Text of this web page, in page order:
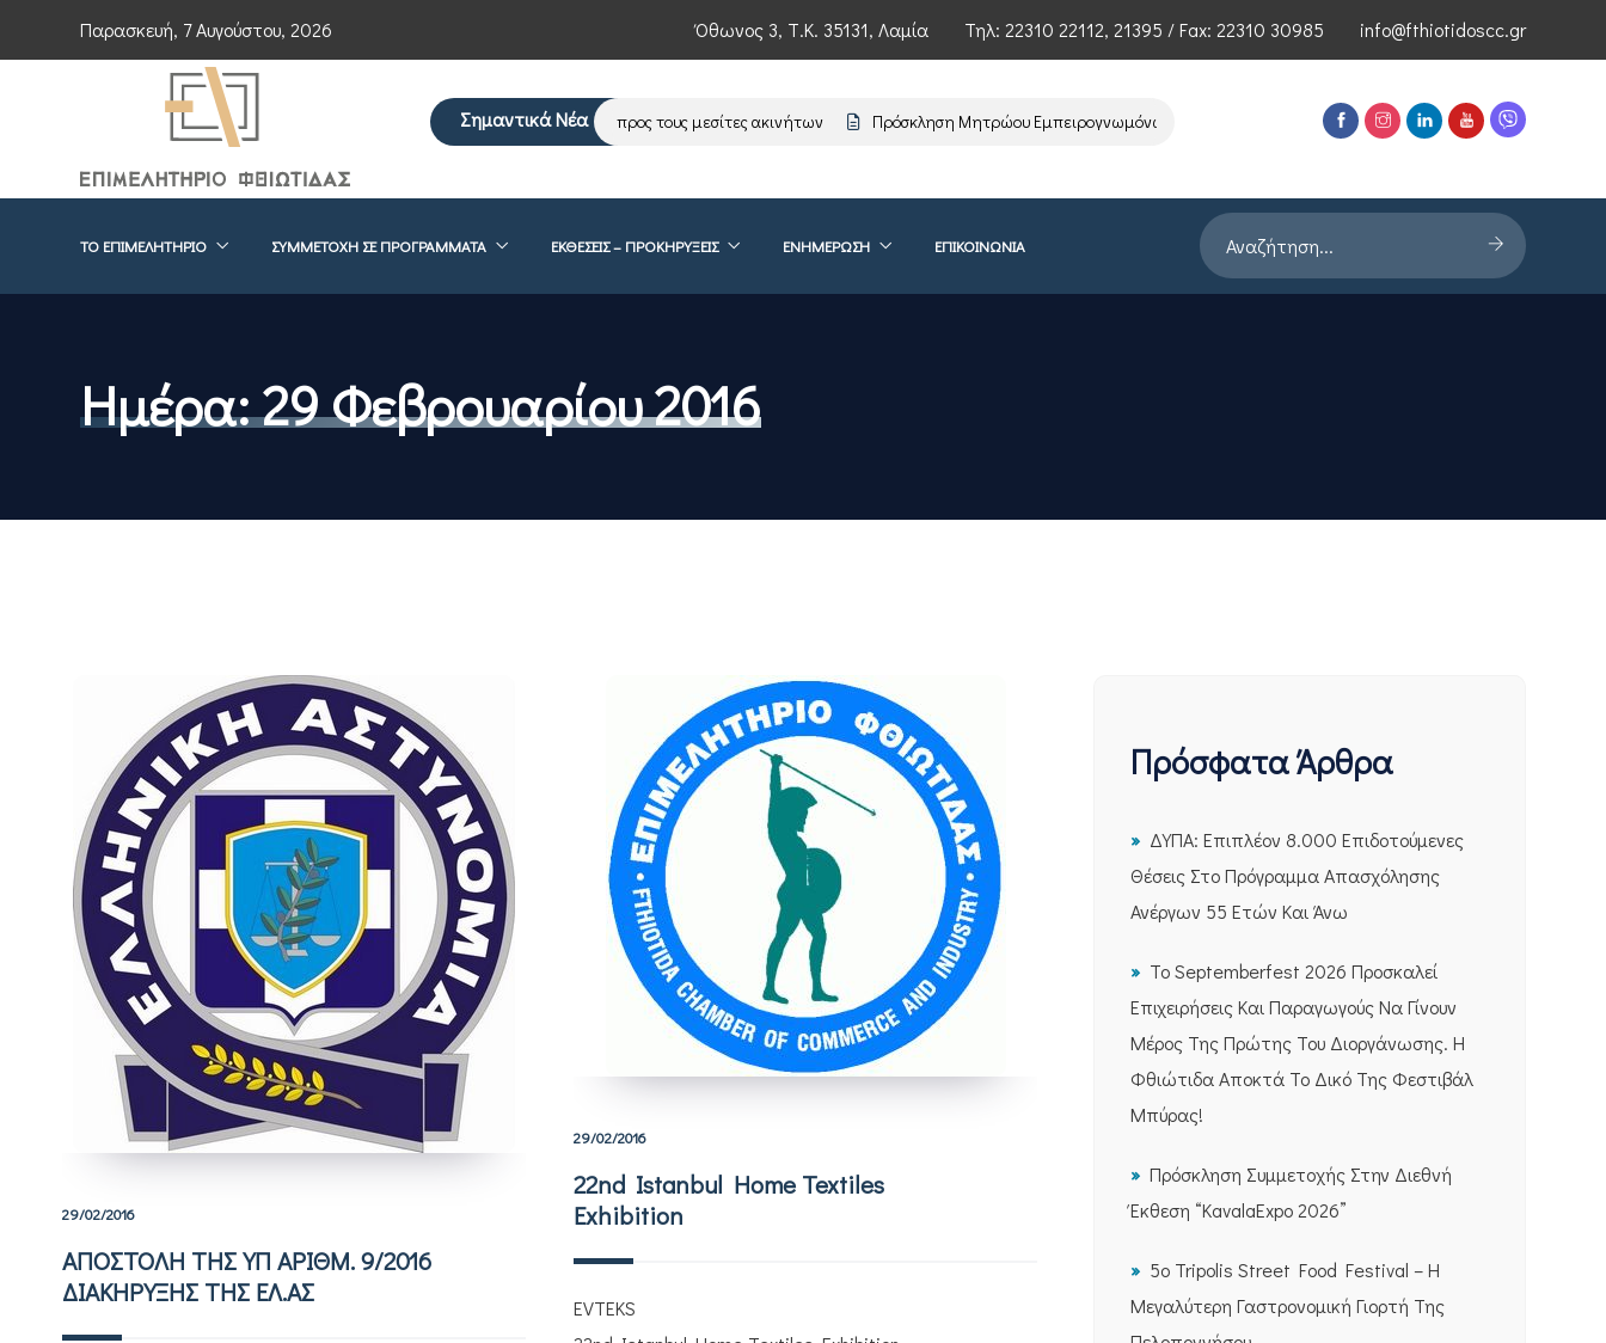
Παρασκευή, 7 Αυγούστου, 2026 Όθωνος 3, Τ.Κ. 35131, Λαμία Τηλ: 22310 22112, 21395 / Fax: 22310 30985 info@fthiotidoscc.gr
Σημαντικά Νέα
Επείγουσα ενημέρωση προς τους μεσίτες ακινήτων Πρόσκληση Μητρώου Εμπειρογνωμόνων Τεχνολογιών Αιχμής του ΕΦΕΠΑΕ Παρουσίαση Έρευνας
ΤΟ ΕΠΙΜΕΛΗΤΉΡΙΟ ΣΥΜΜΕΤΟΧΉ ΣΕ ΠΡΟΓΡΆΜΜΑΤΑ ΕΚΘΕΣΕΙΣ – ΠΡΟΚΗΡΥΞΕΙΣ ΕΝΗΜΈΡΩΣΗ ΕΠΙΚΟΙΝΩΝΊΑ
Ημέρα:29 Φεβρουαρίου 2016
29/02/2016
ΑΠΟΣΤΟΛΗ ΤΗΣ ΥΠ ΑΡΙΘΜ. 9/2016
ΔΙΑΚΗΡΥΞΗΣ ΤΗΣ ΕΛ.ΑΣ
29/02/2016
22nd Istanbul Home Textiles
Exhibition
EVTEKS
Πρόσφατα Άρθρα
ΔΥΠΑ: Επιπλέον 8.000 Επιδοτούμενες
Θέσεις Στο Πρόγραμμα Απασχόλησης
Ανέργων 55 Ετών Και Άνω
Το Septemberfest 2026 Προσκαλεί
Επιχειρήσεις Και Παραγωγούς Να Γίνουν
Μέρος Της Πρώτης Του Διοργάνωσης. Η
Φθιώτιδα Αποκτά Το Δικό Της Φεστιβάλ
Μπύρας!
Πρόσκληση Συμμετοχής Στην Διεθνή
Έκθεση “KavalaExpo 2026”
5ο Tripolis Street Food Festival – Η
Μεγαλύτερη Γαστρονομική Γιορτή Της